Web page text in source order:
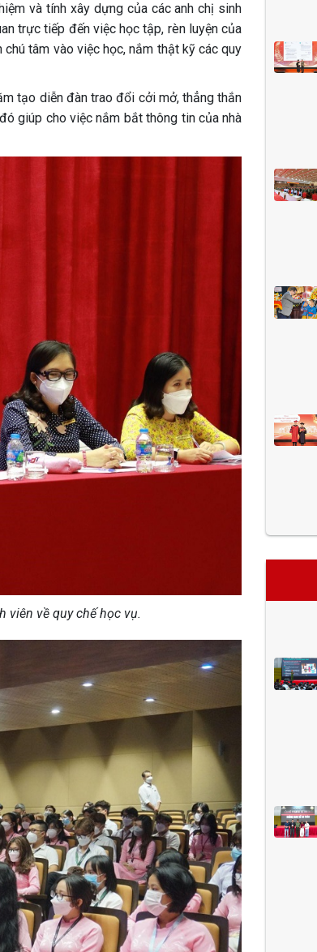
và tính xây dựng của các anh chị sinh
trực tiếp đến việc học tập, rèn luyện của
tâm vào việc học, nắm thật kỹ các quy
tạo diễn đàn trao đổi cởi mở, thẳng thắn
giúp cho việc nắm bắt thông tin của nhà
viên về quy chế học vụ.